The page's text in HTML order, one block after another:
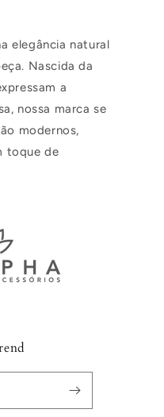
elegância natural
Nascida da
a
nossa marca se
modernos,
toque de